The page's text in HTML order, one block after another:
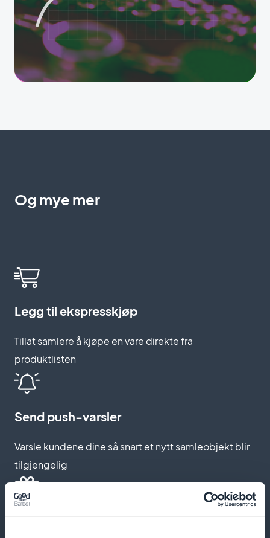
Og mye mer
Legg til ekspresskjøp
Tillat samlere å kjøpe en vare direkte fra
produktlisten
Send push-varsler
Varsle kundene dine så snart et nytt samleobjekt blir
tilgjengelig